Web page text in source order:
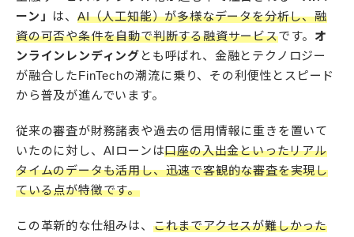
ーン」 は、AI（人工知能）が多様なデータを分析し、融
資の可否や条件を自動で判断する融資サービスです。 オ
ンラインレンディング とも呼ばれ、金融とテクノロジー
が融合したFinTechの潮流に乗り、その利便性とスピード
から普及が進んでいます。
従来の審査が財務諸表や過去の信用情報に重きを置いて
いたのに対し、AIローンは口座の入出金といったリアル
タイムのデータも活用し、迅速で客観的な審査を実現し
ている点が特徴です。
この革新的な仕組みは、 これまでアクセスが難しかった